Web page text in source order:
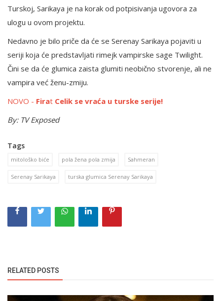
Turskoj, Sarikaya je na korak od potpisivanja ugovora za
ulogu u ovom projektu.
Nedavno je bilo priče da će se Serenay Sarikaya pojaviti u
seriji koja će predstavljati rimejk vampirske sage Twilight.
Čini se da će glumica zaista glumiti neobično stvorenje, ali ne
vampira već ženu-zmiju.
NOVO - Firat Celik se vraća u turske serije!
By: TV Exposed
Tags
mitološko biće pola žena pola zmija Sahmeran
Serenay Sarikaya turska glumica Serenay Sarikaya
RELATED POSTS